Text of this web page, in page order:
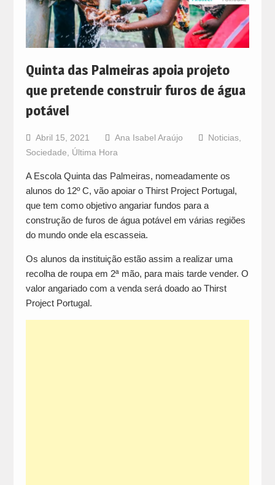
Quinta das Palmeiras apoia projeto
que pretende construir furos de água
potável
Abril 15, 2021 Ana Isabel Araújo Noticias,
Sociedade
Última Hora
A Escola Quinta das Palmeiras, nomeadamente os
alunos do 12º C, vão apoiar o Thirst Project Portugal,
que tem como objetivo angariar fundos para a
construção de furos de água potável em várias regiões
do mundo onde ela escasseia.
Os alunos da instituição estão assim a realizar uma
recolha de roupa em 2ª mão, para mais tarde vender. O
valor angariado com a venda será doado ao Thirst
Project Portugal.